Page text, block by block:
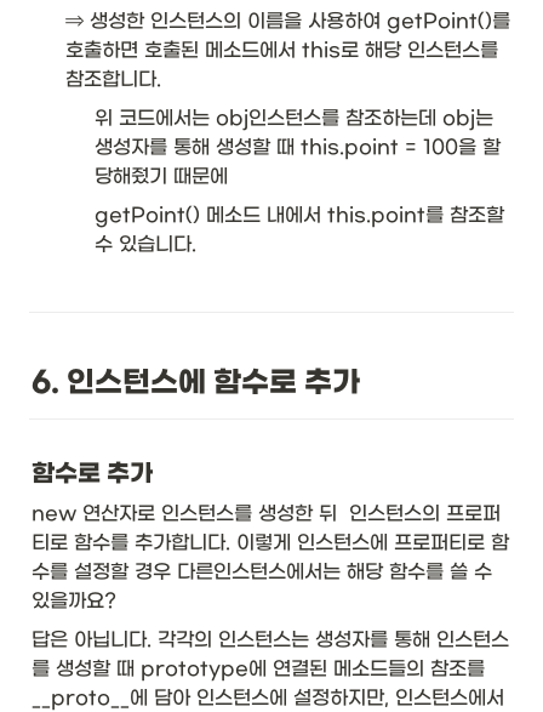
⇒ 생성한 인스턴스의 이름을 사용하여 getPoint()를
호출하면 호출된 메소드에서 this로 해당 인스턴스를
참조합니다.
위 코드에서는 obj인스턴스를 참조하는데 obj는
생성자를 통해 생성할 때 this.point = 100을 할
당해줬기 때문에
getPoint() 메소드 내에서 this.point를 참조할
수 있습니다.
6. 인스턴스에 함수로 추가
함수로 추가
new 연산자로 인스턴스를 생성한 뒤  인스턴스의 프로퍼
티로 함수를 추가합니다. 이렇게 인스턴스에 프로퍼티로 함
수를 설정할 경우 다른인스턴스에서는 해당 함수를 쓸 수
있을까요?
답은 아닙니다. 각각의 인스턴스는 생성자를 통해 인스턴스
를 생성할 때 prototype에 연결된 메소드들의 참조를
__proto__에 담아 인스턴스에 설정하지만, 인스턴스에서